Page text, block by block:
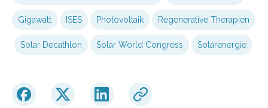
Gigawatt ISES Photovoltaik Regenerative Therapien
Solar Decathlon Solar World Congress Solarenergie